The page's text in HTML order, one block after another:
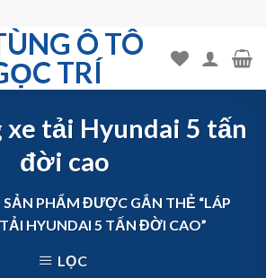
Ô TÔ
TRÍ
xe tải Hyundai 5 tấn
đời cao
SẢN PHẨM ĐƯỢC GẮN THẺ “LÁP
HYUNDAI 5 TẤN ĐỜI CAO”
LỌC